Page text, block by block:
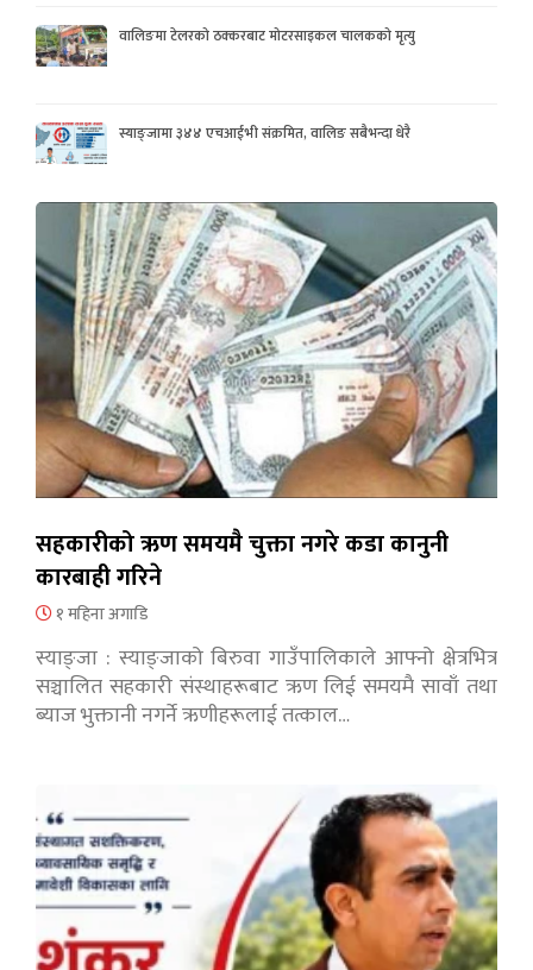
वालिङमा टेलरको ठक्करबाट मोटरसाइकल चालकको मृत्यु
स्याङ्जामा ३४४ एचआईभी संक्रमित, वालिङ सबैभन्दा धेरै
सहकारीको ऋण समयमै चुक्ता नगरे कडा कानुनी
कारबाही गरिने
१ महिना अगाडि
स्याङ्जा : स्याङ्जाको बिरुवा गाउँपालिकाले आफ्नो क्षेत्रभित्र
सञ्चालित सहकारी संस्थाहरूबाट ऋण लिई समयमै सावाँ तथा
ब्याज भुक्तानी नगर्ने ऋणीहरूलाई तत्काल…